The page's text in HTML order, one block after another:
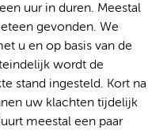
uur in duren. Meestal
gevonden. We
u en op basis van de
wordt de
stand ingesteld. Kort na
uw klachten tijdelijk
meestal een paar